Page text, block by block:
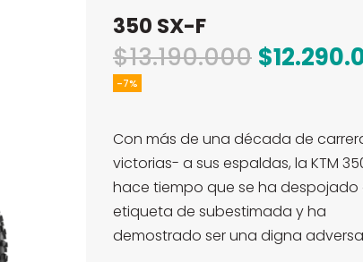
350 SX-F
$13.190.000 El
era:
$
-7%
Con más de una década de
victorias- a sus espaldas, la KTM
hace tiempo que se ha despojado
etiqueta de subestimada y ha
demostrado ser una digna